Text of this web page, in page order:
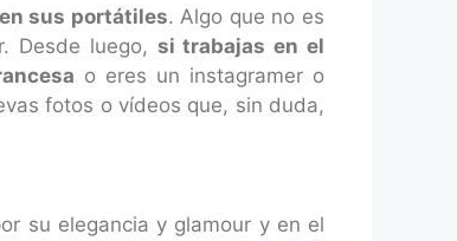
sus portátiles. Algo que no es
Desde luego, si trabajas en el
o eres un instagramer o
fotos o vídeos que, sin duda,
su elegancia y glamour y en el